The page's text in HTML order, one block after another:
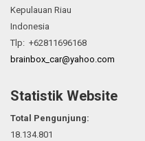
Kepulauan Riau
Indonesia
Tlp: +62811696168
brainbox_car@yahoo.com
Statistik Website
Total Pengunjung:
18.134.801